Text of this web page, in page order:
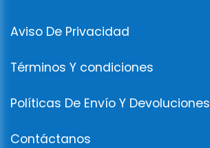
Aviso De Privacidad
Términos Y condiciones
Políticas De Envío Y Devoluciones
Contáctanos